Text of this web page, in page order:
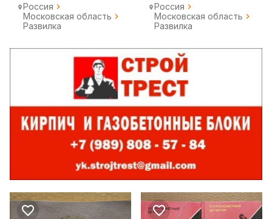
Россия
Московская область
Развилка
Россия
Московская область
Развилка